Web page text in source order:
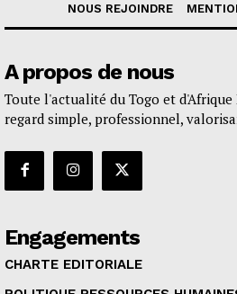
NOUS REJOINDRE
A propos de nous
Toute l'actualité du Togo et
regard simple, professionnel,
Engagements
CHARTE EDITORIALE